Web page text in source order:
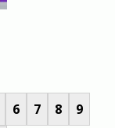
6 7 8
9